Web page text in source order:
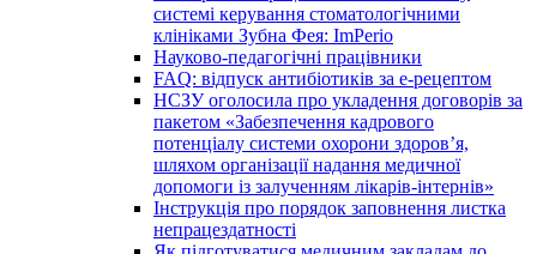
системі керування стоматологічними
клініками Зубна Фея: ImPerio
Науково-педагогічні працівники
FAQ: відпуск антибіотиків за е-рецептом
НСЗУ оголосила про укладення договорів за
пакетом «Забезпечення кадрового
потенціалу системи охорони здоров’я,
шляхом організації надання медичної
допомоги із залученням лікарів-інтернів»
Інструкція про порядок заповнення листка
непрацездатності